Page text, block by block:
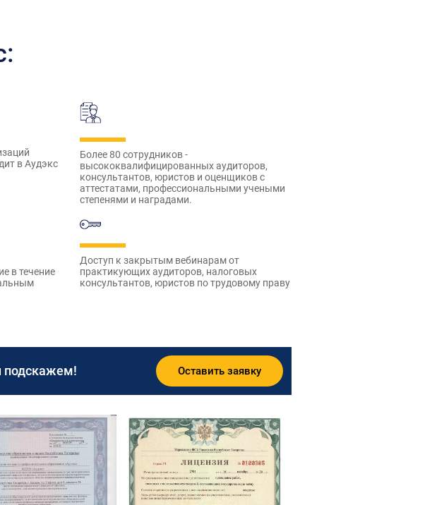
в Аудэкс
Более 80 сотрудников -
высококвалифицированных аудиторов,
консультантов, юристов и оценщиков с
аттестатами, профессиональными учеными
степенями и наградами.
в течение
Доступ к закрытым вебинарам от
практикующих аудиторов, налоговых
консультантов, юристов по трудовому праву
подскажем! Оставить заявку